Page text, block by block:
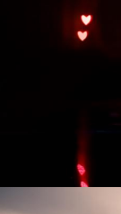
Развитие